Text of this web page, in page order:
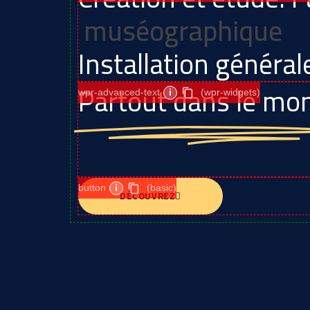
décor|
Installation
Partout dans le
wpr-advanced-text i (wpr-widgets)
DÉCOUVREZ
button i (basic)